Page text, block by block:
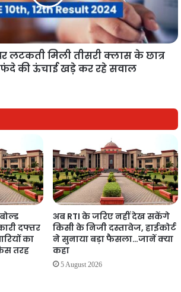
लटकती मिली तीसरी क्लास के छात्र
की ऊंचाई खड़े कर रहे सवाल
दफ्तर
का
तरह
अब RTI के जरिए नहीं देख सकेंगे
किसी के निजी दस्तावेज, हाईकोर्ट
ने सुनाया बड़ा फैसला…जानें क्या
कहा
5 August 2026